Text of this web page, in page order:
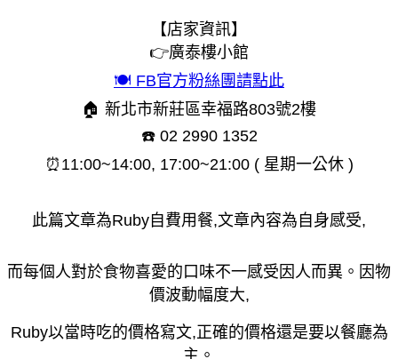
【店家資訊】
👉廣泰樓小館
🍽 FB官方粉絲團請點此
🏠 新北市新莊區幸福路803號2樓
☎️ 02 2990 1352
⏰11:00~14:00, 17:00~21:00 ( 星期一公休 )
此篇文章為Ruby自費用餐,文章內容為自身感受,
而每個人對於食物喜愛的口味不一感受因人而異。因物
價波動幅度大,
Ruby以當時吃的價格寫文,正確的價格還是要以餐廳為
主。